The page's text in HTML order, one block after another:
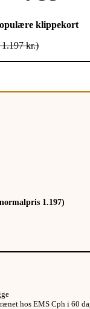
klippekort
kr.)
1.197)
hos EMS Cph i 60